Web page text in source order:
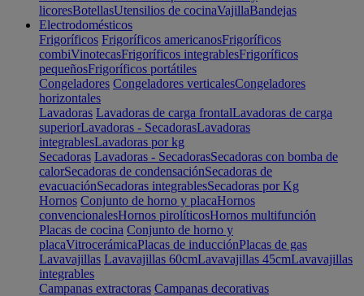
licoresBotellasUtensilios de cocinaVajillaBandejas
Electrodomésticos
Frigoríficos Frigoríficos americanosFrigoríficos
combiVinotecasFrigoríficos integrablesFrigoríficos
pequeñosFrigoríficos portátiles
Congeladores Congeladores verticalesCongeladores
horizontales
Lavadoras Lavadoras de carga frontalLavadoras de carga
superiorLavadoras - SecadorasLavadoras
integrablesLavadoras por kg
Secadoras Lavadoras - SecadorasSecadoras con bomba de
calorSecadoras de condensaciónSecadoras de
evacuaciónSecadoras integrablesSecadoras por Kg
Hornos Conjunto de horno y placaHornos
convencionalesHornos pirolíticosHornos multifunción
Placas de cocina Conjunto de horno y
placaVitrocerámicaPlacas de inducciónPlacas de gas
Lavavajillas Lavavajillas 60cmLavavajillas 45cmLavavajillas
integrables
Campanas extractoras Campanas decorativas